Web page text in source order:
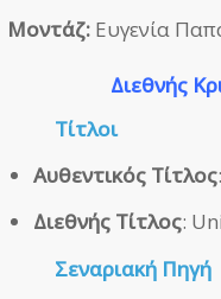
Μοντάζ: Ευγενία
Διεθνής
Τίτλοι
Αυθεντικός Τίτλος
Διεθνής Τίτλος:
Σεναριακή Πηγή